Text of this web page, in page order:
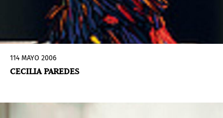
114 MAYO 2006
CECILIA PAREDES